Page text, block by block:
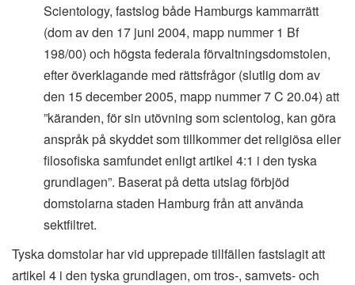
Scientology, fastslog både Hamburgs kammarrätt
(dom av den 17 juni 2004, mapp nummer 1 Bf
198/00) och högsta federala förvaltningsdomstolen,
efter överklagande med rättsfrågor (slutlig dom av
den 15 december 2005, mapp nummer 7 C 20.04) att
”käranden, för sin utövning som scientolog, kan göra
anspråk på skyddet som tillkommer det religiösa eller
filosofiska samfundet enligt artikel 4:1 i den tyska
grundlagen”. Baserat på detta utslag förbjöd
domstolarna staden Hamburg från att använda
sektfiltret.
Tyska domstolar har vid upprepade tillfällen fastslagit att
artikel 4 i den tyska grundlagen, om tros-, samvets- och